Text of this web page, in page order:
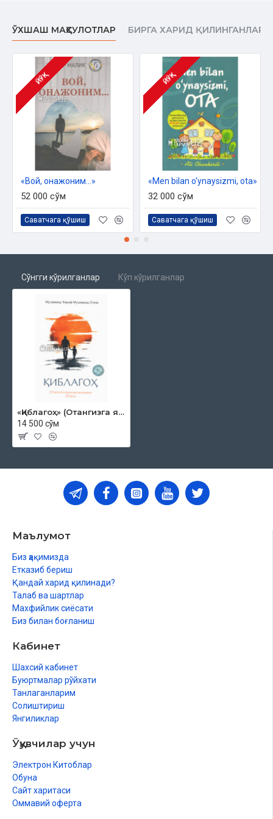
ЎХШАШ МАҲСУЛОТЛАР БИРГА ХАРИД ҚИЛИНГАНЛАР
ЙЎҚ
«Вой, онажоним...»
52 000 сўм
Саватчага қўшиш
ЙЎҚ
«Men bilan o'ynaysizmi, ota»
32 000 сўм
Саватчага қўшиш
Сўнгги кўрилганлар Кўп кўрилганлар
«Қиблагоҳ» (Отангизга яхшилик қилишнинг 50 йўли)
14 500 сўм
Маълумот
Биз ҳақимизда
Етказиб бериш
Қандай харид қилинади?
Талаб ва шартлар
Махфийлик сиёсати
Биз билан боғланиш
Кабинет
Шахсий кабинет
Буюртмалар рўйхати
Танлаганларим
Солиштириш
Янгиликлар
Ўқувчилар учун
Электрон Китоблар
Обуна
Сайт харитаси
Оммавий оферта